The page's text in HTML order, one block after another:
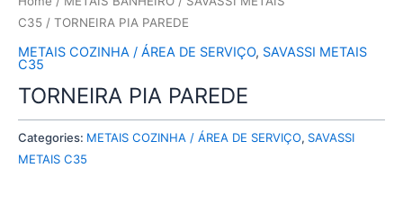
C35 / TORNEIRA PIA PAREDE
METAIS COZINHA / ÁREA DE SERVIÇO, SAVASSI METAIS
C35
TORNEIRA PIA PAREDE
Categories: METAIS COZINHA / ÁREA DE SERVIÇO, SAVASSI
METAIS C35